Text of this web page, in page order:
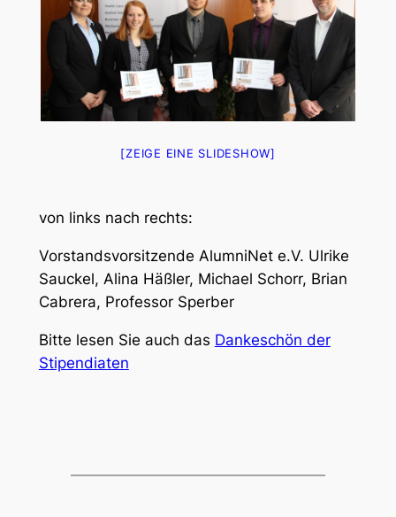
[ZEIGE EINE SLIDESHOW]
von links nach rechts:
Vorstandsvorsitzende AlumniNet e.V. Ulrike
Sauckel, Alina Häßler, Michael Schorr, Brian
Cabrera, Professor Sperber
Bitte lesen Sie auch das Dankeschön der
Stipendiaten